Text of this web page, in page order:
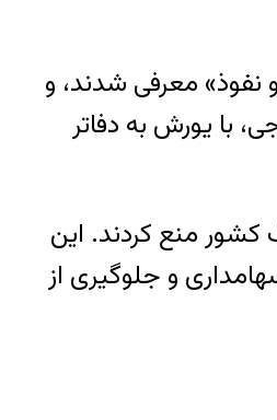
نفوذ» معرفی شدند، و
با یورش به دفاتر
کشور منع کردند. این
و جلوگیری از